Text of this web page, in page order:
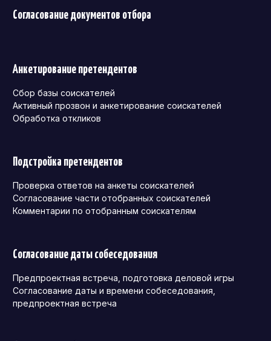
Согласование документов отбора
Анкетирование претендентов
Сбор базы соискателей
Активный прозвон и анкетирование соискателей
Обработка откликов
Подстройка претендентов
Проверка ответов на анкеты соискателей
Согласование части отобранных соискателей
Комментарии по отобранным соискателям
Согласование даты собеседования
Предпроектная встреча, подготовка деловой игры
Согласование даты и времени собеседования,
предпроектная встреча